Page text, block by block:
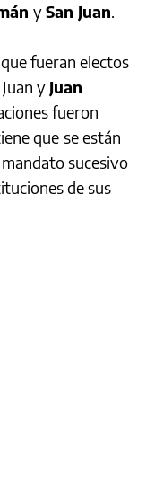
ySan Juan.
fueran electos
y Juan
fueron
que se están
sucesivo
de sus